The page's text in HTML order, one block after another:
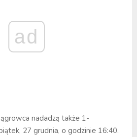
ad
nadadzą także 1-
27 grudnia, o godzinie 16:40.